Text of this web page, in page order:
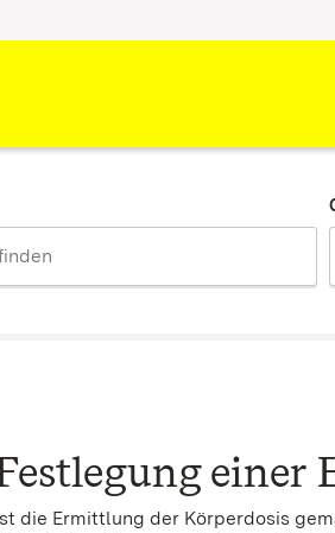
einer
die Ermittlung der Körperdosis